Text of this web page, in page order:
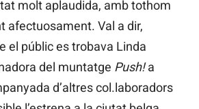
molt aplaudida, amb tothom
afectuosament. Val a dir,
el públic es trobava Linda
del muntatge Push!a
d’altres col.laboradors